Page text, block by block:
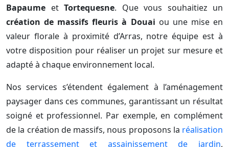
Bapaume et Tortequesne. Que vous souhaitiez un
création de massifs fleuris à Douai ou une mise en
valeur florale à proximité d’Arras, notre équipe est à
votre disposition pour réaliser un projet sur mesure et
adapté à chaque environnement local.
Nos services s’étendent également à l’aménagement
paysager dans ces communes, garantissant un résultat
soigné et professionnel. Par exemple, en complément
de la création de massifs, nous proposons la réalisation
de terrassement et assainissement de jardin,